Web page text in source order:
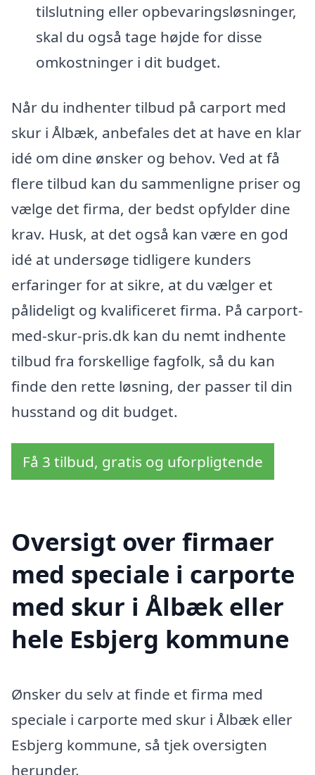
tilslutning eller opbevaringsløsninger,
skal du også tage højde for disse
omkostninger i dit budget.
Når du indhenter tilbud på carport med
skur i Ålbæk, anbefales det at have en klar
idé om dine ønsker og behov. Ved at få
flere tilbud kan du sammenligne priser og
vælge det firma, der bedst opfylder dine
krav. Husk, at det også kan være en god
idé at undersøge tidligere kunders
erfaringer for at sikre, at du vælger et
pålideligt og kvalificeret firma. På carport-
med-skur-pris.dk kan du nemt indhente
tilbud fra forskellige fagfolk, så du kan
finde den rette løsning, der passer til din
husstand og dit budget.
Få 3 tilbud, gratis og uforpligtende
Oversigt over firmaer
med speciale i carporte
med skur i Ålbæk eller
hele Esbjerg kommune
Ønsker du selv at finde et firma med
speciale i carporte med skur i Ålbæk eller
Esbjerg kommune, så tjek oversigten
herunder.